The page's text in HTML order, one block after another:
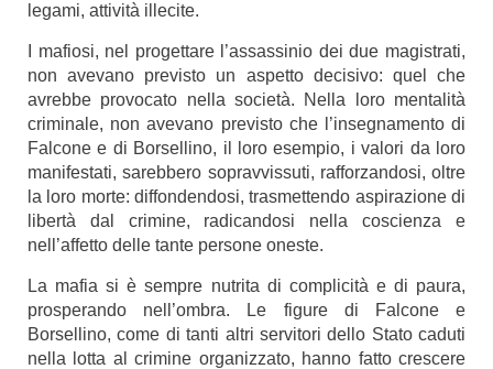
legami, attività illecite.
I mafiosi, nel progettare l’assassinio dei due magistrati,
non avevano previsto un aspetto decisivo: quel che
avrebbe provocato nella società. Nella loro mentalità
criminale, non avevano previsto che l’insegnamento di
Falcone e di Borsellino, il loro esempio, i valori da loro
manifestati, sarebbero sopravvissuti, rafforzandosi, oltre
la loro morte: diffondendosi, trasmettendo aspirazione di
libertà dal crimine, radicandosi nella coscienza e
nell’affetto delle tante persone oneste.
La mafia si è sempre nutrita di complicità e di paura,
prosperando nell’ombra. Le figure di Falcone e
Borsellino, come di tanti altri servitori dello Stato caduti
nella lotta al crimine organizzato, hanno fatto crescere